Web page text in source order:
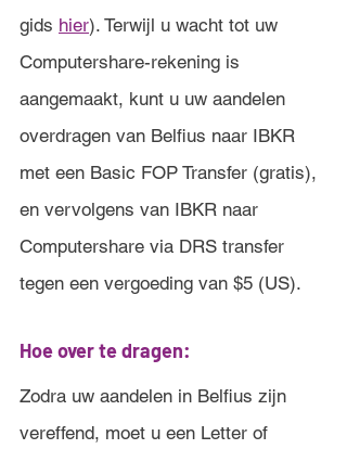
gids hier). Terwijl u wacht tot uw
Computershare-rekening is
aangemaakt, kunt u uw aandelen
overdragen van Belfius naar IBKR
met een Basic FOP Transfer (gratis),
en vervolgens van IBKR naar
Computershare via DRS transfer
tegen een vergoeding van $5 (US).
Hoe over te dragen:
Zodra uw aandelen in Belfius zijn
vereffend, moet u een Letter of